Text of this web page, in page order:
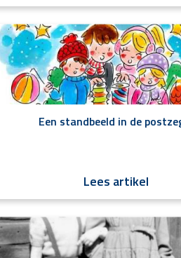
Een standbeeld in de
Lees artikel